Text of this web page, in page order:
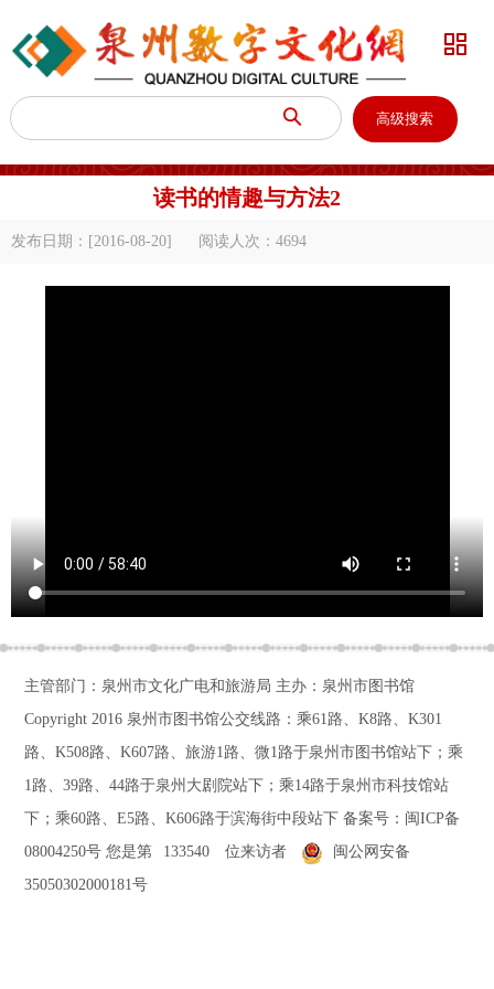
 高级搜索

读书的情趣与方法2
发布日期：[2016-08-20] 阅读人次： 4694
主管部门：泉州市文化广电和旅游局 主办：泉州市图书馆
Copyright 2016 泉州市图书馆公交线路：乘61路、K8路、K301
路、K508路、K607路、旅游1路、微1路于泉州市图书馆站下；乘
1路、39路、44路于泉州大剧院站下；乘14路于泉州市科技馆站
下；乘60路、E5路、K606路于滨海街中段站下备案号： 闽ICP备
08004250号 您是第 133540 位来访者
闽公网安备
35050302000181号